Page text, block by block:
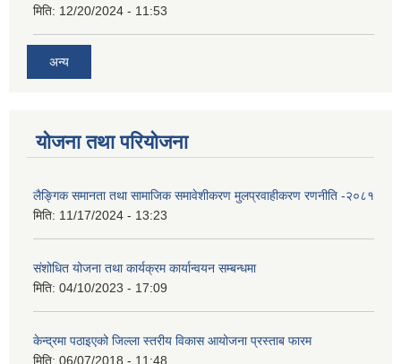
मिति: 12/20/2024 - 11:53
अन्य
योजना तथा परियोजना
लैङ्गिक समानता तथा सामाजिक समावेशीकरण मुलप्रवाहीकरण रणनीति -२०८१
मिति: 11/17/2024 - 13:23
संशोधित योजना तथा कार्यक्रम कार्यान्वयन सम्बन्धमा
मिति: 04/10/2023 - 17:09
केन्द्रमा पठाइएको जिल्ला स्तरीय विकास आयोजना प्रस्ताब फारम
मिति: 06/07/2018 - 11:48